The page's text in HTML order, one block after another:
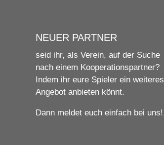
NEUER PARTNER
seid ihr, als Verein, auf der Suche
nach einem Kooperationspartner?
Indem ihr eure Spieler ein weiteres
Angebot anbieten könnt.
Dann meldet euch einfach bei uns!